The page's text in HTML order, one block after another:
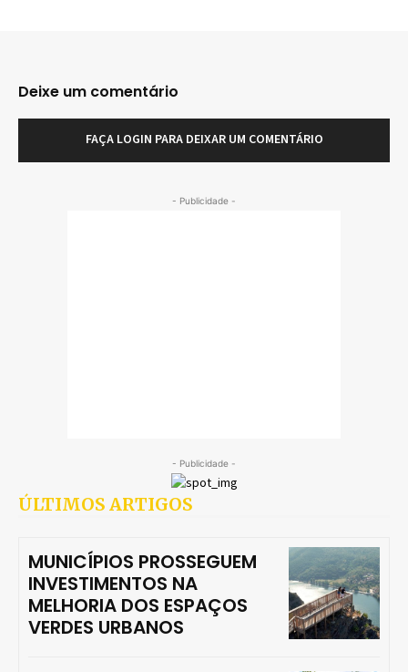
Deixe um comentário
FAÇA LOGIN PARA DEIXAR UM COMENTÁRIO
- Publicidade -
- Publicidade -
ÚLTIMOS ARTIGOS
MUNICÍPIOS PROSSEGUEM
INVESTIMENTOS NA
MELHORIA DOS ESPAÇOS
VERDES URBANOS